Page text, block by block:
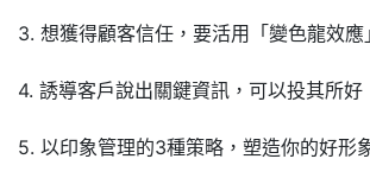
3. 想獲得顧客信任，要活用「變色龍效
4. 誘導客戶說出關鍵資訊，可以投其所好
5. 以印象管理的3種策略，塑造你的好形